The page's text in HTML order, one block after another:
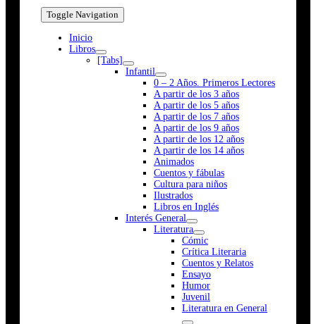
Toggle Navigation
Inicio
Libros
[Tabs]
Infantil
0 – 2 Años. Primeros Lectores
A partir de los 3 años
A partir de los 5 años
A partir de los 7 años
A partir de los 9 años
A partir de los 12 años
A partir de los 14 años
Animados
Cuentos y fábulas
Cultura para niños
Ilustrados
Libros en Inglés
Interés General
Literatura
Cómic
Crítica Literaria
Cuentos y Relatos
Ensayo
Humor
Juvenil
Literatura en General